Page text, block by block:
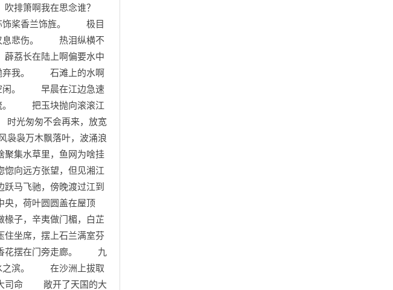
箫啊我在思念谁？
饰桨香兰饰旌。 极目
息悲伤。 热泪纵横不
荔长在陆上啊偏要水中
弃我。 石滩上的水啊
闲。 早晨在江边急速
。 把玉块抛向滚滚江
匆匆不会再来，放宽
袅万木飘落叶，波涌浪
集水草里，鱼网为啥挂
向远方张望，但见湘江
飞驰，傍晚渡过江到
，荷叶圆圆盖在屋顶
子，辛夷做门楣，白芷
坐席，摆上石兰满室芬
花摆在门旁走廊。 九
之滨。 在沙洲上拔取
大司命 敞开了天国的大